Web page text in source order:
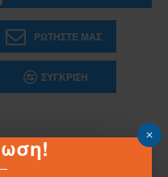
ΡΩΤΉΣΤΕ ΜΑΣ
ΣΎΓΚΡΙΣΗ
ΤΡΕΞ